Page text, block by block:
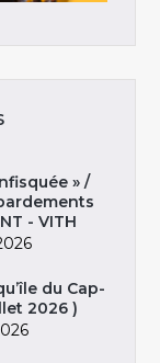
» /
- VITH
du Cap-
2026 )